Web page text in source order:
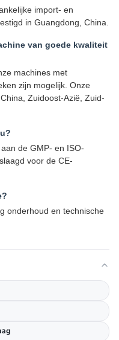
import- en
in Guangdong, China.
van goede kwaliteit
machines met
zijn mogelijk. Onze
Zuidoost-Azië, Zuid-
de GMP- en ISO-
voor de CE-
onderhoud en technische